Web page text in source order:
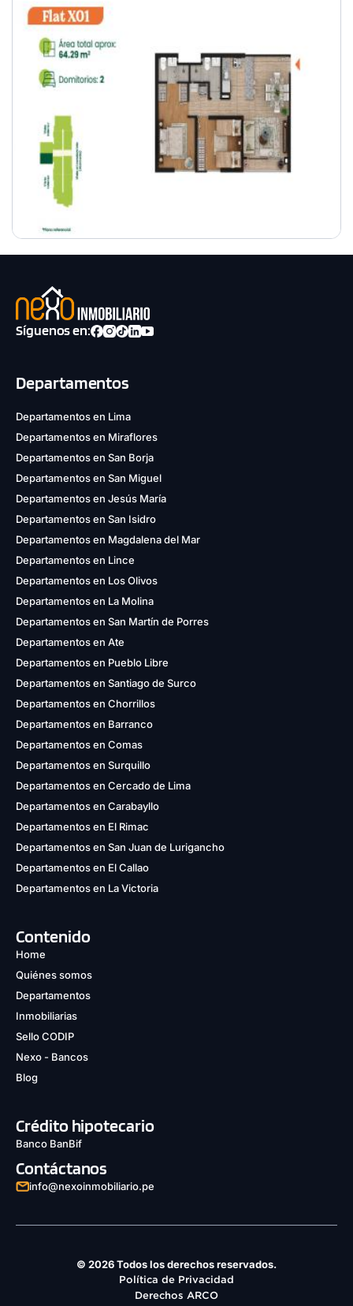
Síguenos en:
Departamentos
Departamentos en Lima
Departamentos en Miraflores
Departamentos en San Borja
Departamentos en San Miguel
Departamentos en Jesús María
Departamentos en San Isidro
Departamentos en Magdalena del Mar
Departamentos en Lince
Departamentos en Los Olivos
Departamentos en La Molina
Departamentos en San Martín de Porres
Departamentos en Ate
Departamentos en Pueblo Libre
Departamentos en Santiago de Surco
Departamentos en Chorrillos
Departamentos en Barranco
Departamentos en Comas
Departamentos en Surquillo
Departamentos en Cercado de Lima
Departamentos en Carabayllo
Departamentos en El Rimac
Departamentos en San Juan de Lurigancho
Departamentos en El Callao
Departamentos en La Victoria
Contenido
Home
Quiénes somos
Departamentos
Inmobiliarias
Sello CODIP
Nexo - Bancos
Blog
Crédito hipotecario
Banco BanBif
Contáctanos
info@nexoinmobiliario.pe
© 2026 Todos los derechos reservados.
Política de Privacidad
Derechos ARCO